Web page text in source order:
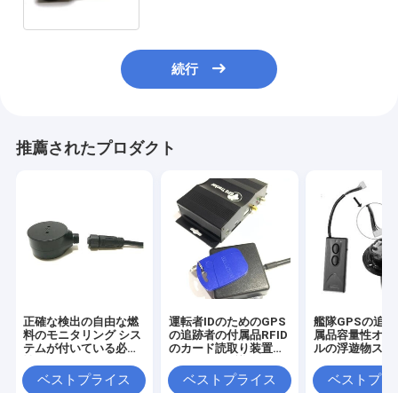
続行
推薦されたプロダクト
正確な検出の自由な燃
料のモニタリング シス
テムが付いている必要
の超音波燃料センサー
無し
ベストプライス
運転者IDのためのGPS
の追跡者の付属品RFID
のカード読取り装置は
ベストプライス
艦隊GPSの追
属品容量性オイ
ルの浮遊物スイ
ベストプラ